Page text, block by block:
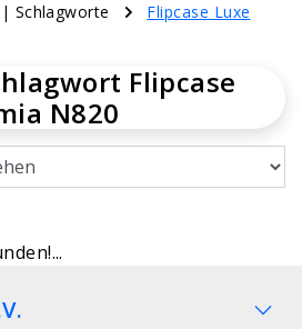
| Schlagworte
Flipcase Luxe
Flipcase
N820